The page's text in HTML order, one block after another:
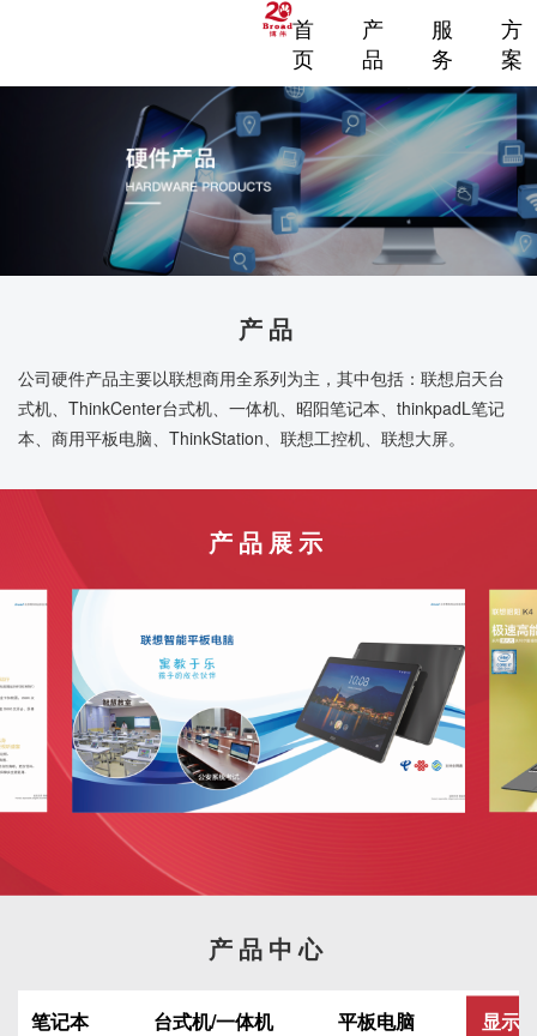
首
页
产
品
服
务
方
案
产品
公司硬件产品主要以联想商用全系列为主，其中包括：联想启天台
式机、ThinkCenter台式机、一体机、昭阳笔记本、thinkpadL笔记
本、商用平板电脑、ThinkStation、联想工控机、联想大屏。
产品展示
产品中心
笔记本 台式机/一体机 平板电脑 显示